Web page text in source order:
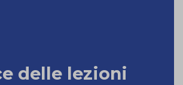
delle lezioni